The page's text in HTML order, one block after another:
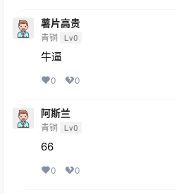
薯片高贵
青铜 Lv0
牛逼
0 0
阿斯兰
青铜 Lv0
66
0 0